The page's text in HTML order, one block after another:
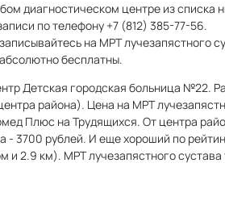
диагностическом центре из списка
по телефону +7 (812) 385-77-56.
на МРТ лучезапястного
бесплатны.
Детская городская больница №22.
района). Цена на МРТ
Плюс на Трудящихся. От центра
3700 рублей. И еще хороший по
2.9 км). МРТ лучезапястного сустава